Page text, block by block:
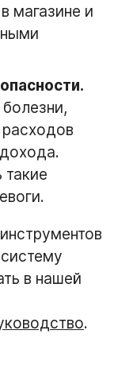
магазине и
в нашей
.